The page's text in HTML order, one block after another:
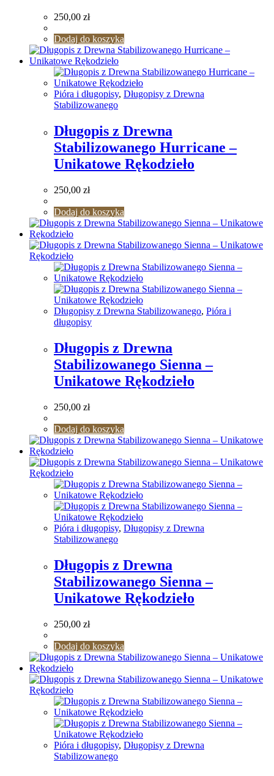
250,00 zł
Dodaj do koszyka
Pióra i długopisy, Długopisy z Drewna
Stabilizowanego
Długopis z Drewna
Stabilizowanego Hurricane –
Unikatowe Rękodzieło
250,00 zł
Dodaj do koszyka
Długopisy z Drewna Stabilizowanego, Pióra i
długopisy
Długopis z Drewna
Stabilizowanego Sienna –
Unikatowe Rękodzieło
250,00 zł
Dodaj do koszyka
Pióra i długopisy, Długopisy z Drewna
Stabilizowanego
Długopis z Drewna
Stabilizowanego Sienna –
Unikatowe Rękodzieło
250,00 zł
Dodaj do koszyka
Pióra i długopisy, Długopisy z Drewna
Stabilizowanego